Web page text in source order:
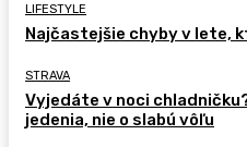
LIFESTYLE
Najčastejšie chyby v lete,
STRAVA
Vyjedáte v noci
jedenia, nie o slabú vôľu